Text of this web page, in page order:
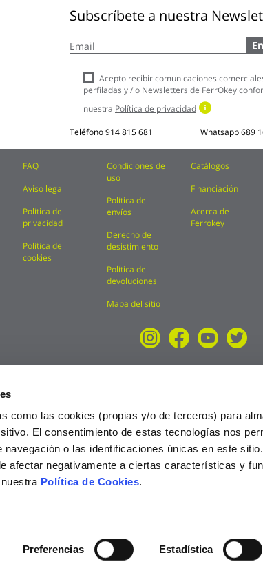
como las cookies (propias y/o de terceros) para
El consentimiento de estas tecnologías nos
navegación o las identificaciones únicas en este
afectar negativamente a ciertas características y
Política de Cookies.
Preferencias Estadística
Subscríbete a nuestra
a
boletín
noticias:
Acepto recibir comunicaciones
perfiladas y / o Newsletters de FerrOkey
nuestra Política de privacidad
Teléfono914 815 681 Whatsapp689
FAQ
Aviso legal
Política de
privacidad
Política de
cookies
Condiciones de
uso
Política de
envíos
Derecho de
desistimiento
Política de
devoluciones
Mapa del sitio
Catálogos
Financiación
Acerca de
Ferrokey
2025